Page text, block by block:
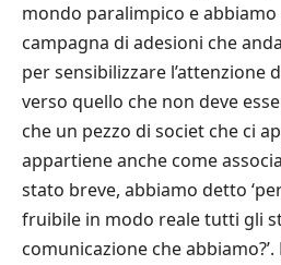
mondo paralimpico e
campagna di adesioni che
per sensibilizzare l’attenzione
verso quello che non deve
che un pezzo di societ che ci
appartiene anche come
stato breve, abbiamo detto
fruibile in modo reale tutti gli
comunicazione che